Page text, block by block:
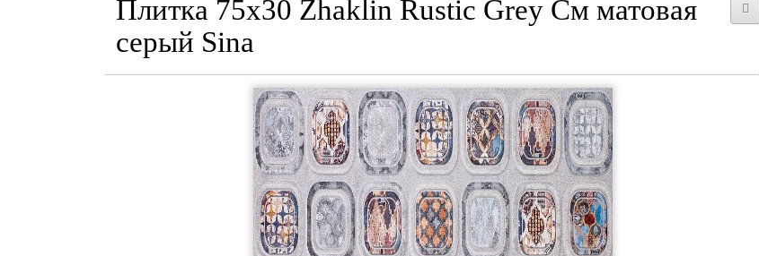
Плитка 75x30 Zhaklin Rustic Grey См матовая
серый Sina